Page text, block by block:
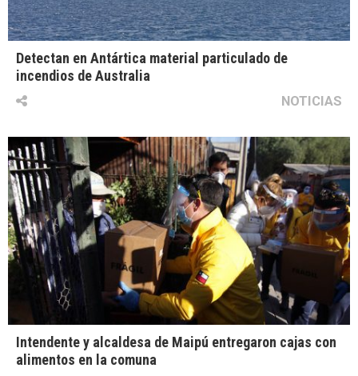
Detectan en Antártica material particulado de
incendios de Australia
NOTICIAS
Intendente y alcaldesa de Maipú entregaron cajas con
alimentos en la comuna